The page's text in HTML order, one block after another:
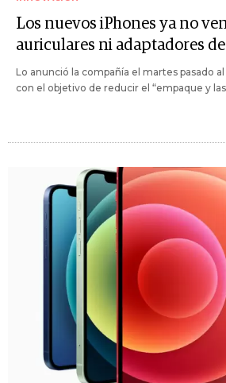
Los nuevos iPhones ya no
auriculares ni adaptadores
Lo anunció la compañía el martes pasado
con el objetivo de reducir el “empaque y